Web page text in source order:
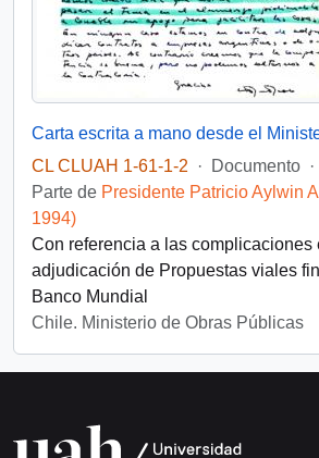
CL CLUAH 1-61-1-2
· Documento ·
Parte de Presidente Patricio Aylwin
1994)
Con referencia a las complicaciones
adjudicación de Propuestas viales
Banco Mundial
Chile. Ministerio de Obras Públicas